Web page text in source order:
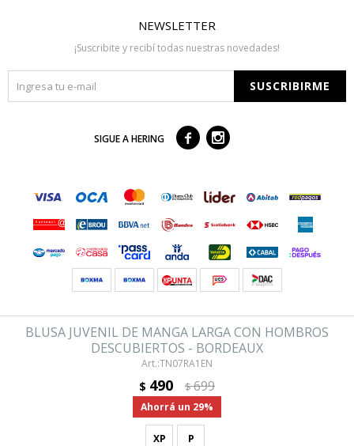
BLUSA JUVENIL DE MANGA LARGA CON HOMBROS
DESCUBIERTOS - BORDEAUX
TN07RA1EN
$ 490 $699
29
XP P
NEWSLETTER
¡Suscribite y recibí todas nuestras novedades!
SUSCRIBIRME
SIGUE A HERING  
© Copyright 2026 / Heringes representada por GUSTOV S.A Montevideo- Uruguay